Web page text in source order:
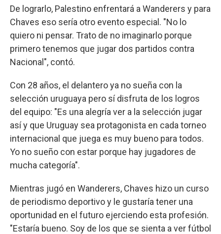
De lograrlo, Palestino enfrentará a Wanderers y para
Chaves eso sería otro evento especial. "No lo
quiero ni pensar. Trato de no imaginarlo porque
primero tenemos que jugar dos partidos contra
Nacional", contó.
Con 28 años, el delantero ya no sueña con la
selección uruguaya pero sí disfruta de los logros
del equipo: "Es una alegría ver a la selección jugar
así y que Uruguay sea protagonista en cada torneo
internacional que juega es muy bueno para todos.
Yo no sueño con estar porque hay jugadores de
mucha categoría".
Mientras jugó en Wanderers, Chaves hizo un curso
de periodismo deportivo y le gustaría tener una
oportunidad en el futuro ejerciendo esta profesión.
"Estaría bueno. Soy de los que se sienta a ver fútbol